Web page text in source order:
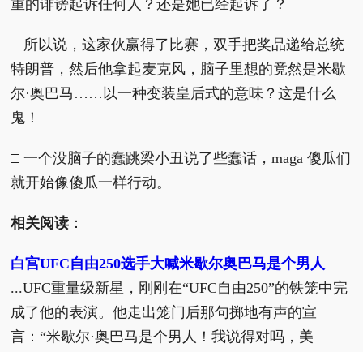
重的诽谤起诉任何人？还是她已经起诉了？
□ 所以说，这家伙赢得了比赛，双手把奖品递给总统
特朗普，然后他拿起麦克风，脑子里想的竟然是米歇
尔·奥巴马……以一种变装皇后式的意味？这是什么
鬼！
□ 一个没脑子的蠢跳梁小丑说了些蠢话，maga 傻瓜们
就开始像傻瓜一样行动。
相关阅读 ：
白宫UFC自由250选手大喊米歇尔奥巴马是个男人
...UFC重量级新星，刚刚在“UFC自由250”的铁笼中完
成了他的表演。他走出笼门后那句掷地有声的宣
言：“米歇尔·奥巴马是个男人！我说得对吗，美